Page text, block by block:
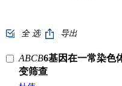
全 选 导出
ABCB6基因在一常染色
变筛查